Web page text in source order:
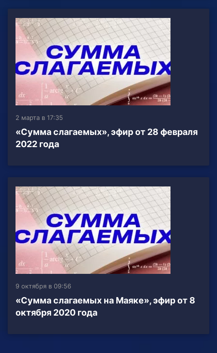
2 марта в 17:35
«Сумма слагаемых», эфир от 28 февраля
2022 года
9 октября в 09:56
«Сумма слагаемых на Маяке», эфир от 8
октября 2020 года